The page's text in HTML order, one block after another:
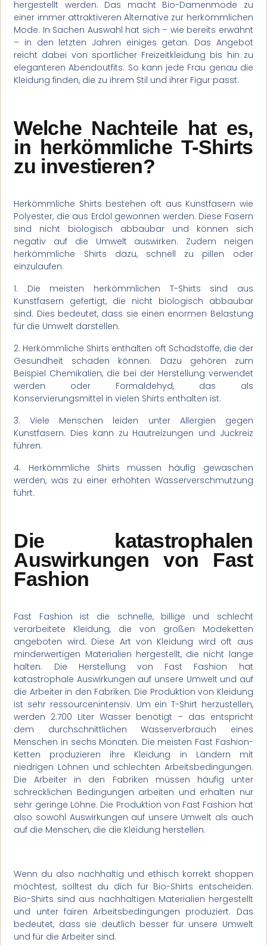
hergestellt werden. Das macht Bio-Damenmode zu
einer immer attraktiveren Alternative zur herkömmlichen
Mode. In Sachen Auswahl hat sich – wie bereits erwähnt
– in den letzten Jahren einiges getan. Das Angebot
reicht dabei von sportlicher Freizeitkleidung bis hin zu
eleganteren Abendoutfits. So kann jede Frau genau die
Kleidung finden, die zu ihrem Stil und ihrer Figur passt.
Welche Nachteile hat es,
in herkömmliche T-Shirts
zu investieren?
Herkömmliche Shirts bestehen oft aus Kunstfasern wie
Polyester, die aus Erdöl gewonnen werden. Diese Fasern
sind nicht biologisch abbaubar und können sich
negativ auf die Umwelt auswirken. Zudem neigen
herkömmliche Shirts dazu, schnell zu pillen oder
einzulaufen.
1. Die meisten herkömmlichen T-Shirts sind aus
Kunstfasern gefertigt, die nicht biologisch abbaubar
sind. Dies bedeutet, dass sie einen enormen Belastung
für die Umwelt darstellen.
2. Herkömmliche Shirts enthalten oft Schadstoffe, die der
Gesundheit schaden können. Dazu gehören zum
Beispiel Chemikalien, die bei der Herstellung verwendet
werden oder Formaldehyd, das als
Konservierungsmittel in vielen Shirts enthalten ist.
3. Viele Menschen leiden unter Allergien gegen
Kunstfasern. Dies kann zu Hautreizungen und Juckreiz
führen.
4. Herkömmliche Shirts müssen häufig gewaschen
werden, was zu einer erhöhten Wasserverschmutzung
führt.
Die katastrophalen
Auswirkungen von Fast
Fashion
Fast Fashion ist die schnelle, billige und schlecht
verarbeitete Kleidung, die von großen Modeketten
angeboten wird. Diese Art von Kleidung wird oft aus
minderwertigen Materialien hergestellt, die nicht lange
halten. Die Herstellung von Fast Fashion hat
katastrophale Auswirkungen auf unsere Umwelt und auf
die Arbeiter in den Fabriken. Die Produktion von Kleidung
ist sehr ressourcenintensiv. Um ein T-Shirt herzustellen,
werden 2.700 Liter Wasser benötigt – das entspricht
dem durchschnittlichen Wasserverbrauch eines
Menschen in sechs Monaten. Die meisten Fast Fashion-
Ketten produzieren ihre Kleidung in Ländern mit
niedrigen Löhnen und schlechten Arbeitsbedingungen.
Die Arbeiter in den Fabriken müssen häufig unter
schrecklichen Bedingungen arbeiten und erhalten nur
sehr geringe Löhne. Die Produktion von Fast Fashion hat
also sowohl Auswirkungen auf unsere Umwelt als auch
auf die Menschen, die die Kleidung herstellen.
Wenn du also nachhaltig und ethisch korrekt shoppen
möchtest, solltest du dich für Bio-Shirts entscheiden.
Bio-Shirts sind aus nachhaltigen Materialien hergestellt
und unter fairen Arbeitsbedingungen produziert. Das
bedeutet, dass sie deutlich besser für unsere Umwelt
und für die Arbeiter sind.